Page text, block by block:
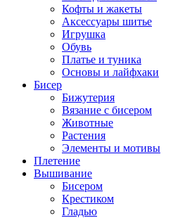
Кофты и жакеты
Аксессуары шитье
Игрушка
Обувь
Платье и туника
Основы и лайфхаки
Бисер
Бижутерия
Вязание с бисером
Животные
Растения
Элементы и мотивы
Плетение
Вышивание
Бисером
Крестиком
Гладью